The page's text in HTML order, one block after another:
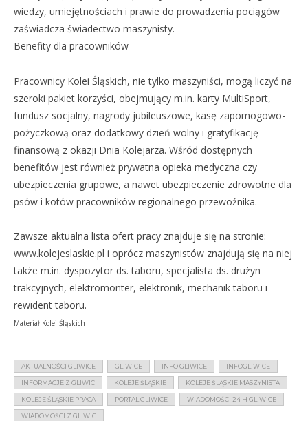
wiedzy, umiejętnościach i prawie do prowadzenia pociągów
zaświadcza świadectwo maszynisty.
Benefity dla pracowników
Pracownicy Kolei Śląskich, nie tylko maszyniści, mogą liczyć na
szeroki pakiet korzyści, obejmujący m.in. karty MultiSport,
fundusz socjalny, nagrody jubileuszowe, kasę zapomogowo-
pożyczkową oraz dodatkowy dzień wolny i gratyfikację
finansową z okazji Dnia Kolejarza. Wśród dostępnych
benefitów jest również prywatna opieka medyczna czy
ubezpieczenia grupowe, a nawet ubezpieczenie zdrowotne dla
psów i kotów pracowników regionalnego przewoźnika.
Zawsze aktualna lista ofert pracy znajduje się na stronie:
www.kolejeslaskie.pl i oprócz maszynistów znajdują się na niej
także m.in. dyspozytor ds. taboru, specjalista ds. drużyn
trakcyjnych, elektromonter, elektronik, mechanik taboru i
rewident taboru.
Materiał Kolei Śląskich
AKTUALNOŚCI GLIWICE GLIWICE INFO GLIWICE INFOGLIWICE
INFORMACJE Z GLIWIC KOLEJE ŚLĄSKIE KOLEJE ŚLĄSKIE MASZYNISTA
KOLEJE ŚLĄSKIE PRACA PORTAL GLIWICE WIADOMOŚCI 24 H GLIWICE
WIADOMOŚCI Z GLIWIC